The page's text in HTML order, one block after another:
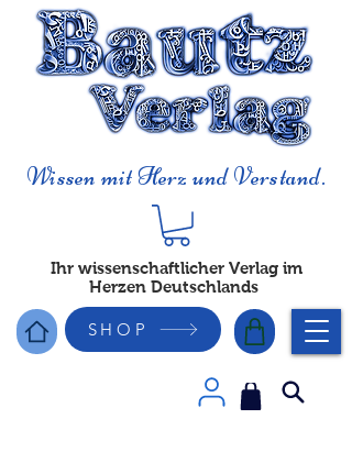
Wissen mit Herz und Verstand.
Ihr wissenschaftlicher Verlag im
Herzen Deutschlands
SHOP